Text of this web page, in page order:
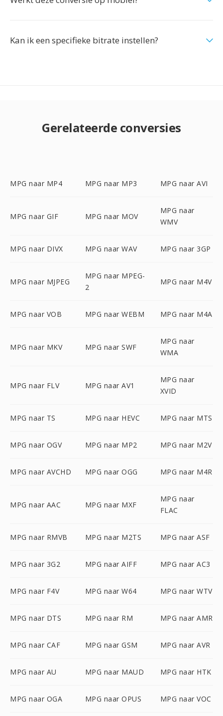
Kan ik een specifieke bitrate instellen?
Gerelateerde conversies
MPG naar MP4 MPG naar MP3 MPG naar AVI
MPG naar GIF MPG naar MOV
MPG naar
WMV
MPG naar DIVX MPG naar WAV MPG naar 3GP
MPG naar MJPEG
MPG naar MPEG-
2
MPG naar M4V
MPG naar VOB MPG naar WEBM MPG naar M4A
MPG naar MKV MPG naar SWF
MPG naar
WMA
MPG naar FLV MPG naar AV1
MPG naar
XVID
MPG naar TS MPG naar HEVC MPG naar MTS
MPG naar OGV MPG naar MP2 MPG naar M2V
MPG naar AVCHD MPG naar OGG MPG naar M4R
MPG naar AAC MPG naar MXF
MPG naar
FLAC
MPG naar RMVB MPG naar M2TS MPG naar ASF
MPG naar 3G2 MPG naar AIFF MPG naar AC3
MPG naar F4V MPG naar W64 MPG naar WTV
MPG naar DTS MPG naar RM MPG naar AMR
MPG naar CAF MPG naar GSM MPG naar AVR
MPG naar AU MPG naar MAUD MPG naar HTK
MPG naar OGA MPG naar OPUS MPG naar VOC